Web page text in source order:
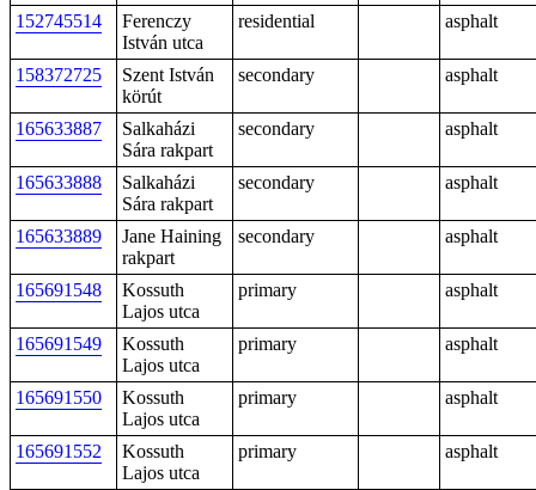
152745514
Ferenczy
István utca
residential asphalt
158372725
Szent István
körút
secondary asphalt
165633887
Salkaházi
Sára rakpart
secondary asphalt
165633888
Salkaházi
Sára rakpart
secondary asphalt
165633889
Jane Haining
rakpart
secondary asphalt
165691548
Kossuth
Lajos utca
primary asphalt
165691549
Kossuth
Lajos utca
primary asphalt
165691550
Kossuth
Lajos utca
primary asphalt
165691552
Kossuth
Lajos utca
primary asphalt